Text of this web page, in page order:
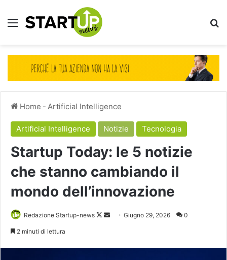
Menu
Home - Artificial Intelligence
Artificial Intelligence Notizie Tecnologia
Startup Today: le 5 notizie
che stanno cambiando il
mondo dell’innovazione
Redazione Startup-news
Follow
Invia Giugno 29, 2026 0
2 minuti di lettura